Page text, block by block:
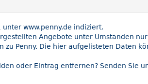
www.penny.de indiziert.
Angebote unter Umständen
zu Penny. Die hier aufgelisteten Daten
oder Eintrag entfernen? Senden Sie